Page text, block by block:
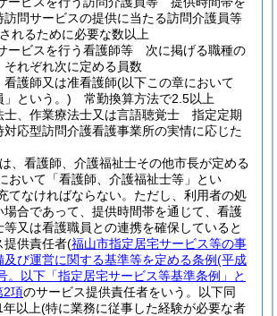
訪問サービスの提供に当たる訪問介護員等
れるために必要な数以上
ービスを行う看護師等 次に掲げる職種の
それぞれ次に定める員数
看護師又は准看護師(以下この章において
」という。) 常勤換算方法で2.5以上
士、作業療法士又は言語聴覚士 指定定期
対応型訪問介護看護事業所の実情に応じた
、看護師、介護福祉士その他市長が定める
おいて「看護師、介護福祉士等」とい
てなければならない。 ただし、利用者の処
場合であって、提供時間帯を通じて、看護
又は看護職員との連携を確保していると
提供責任者(福山市指定居宅サービス等の事
び運営に関する基準等を定める条例(平成
。以下「指定居宅サービス等基準条例」と
2項のサービス提供責任者をいう。以下同
年以上(特に業務に従事した経験が必要な者